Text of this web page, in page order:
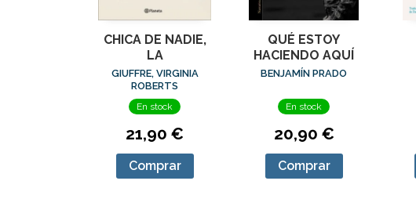
CHICA DE NADIE,
LA
GIUFFRE, VIRGINIA
ROBERTS
En stock
21,90 €
Comprar
QUÉ ESTOY
HACIENDO AQUÍ
BENJAMÍN PRADO
En stock
20,90 €
Comprar